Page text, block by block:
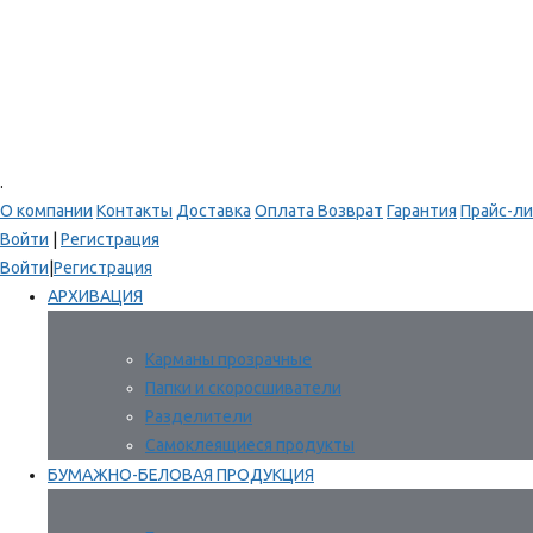
.
О компании Контакты Доставка Оплата Возврат Гарантия Прайс-
Войти
Регистрация
Войти Регистрация
АРХИВАЦИЯ
Карманы прозрачные
Папки и скоросшиватели
Разделители
Самоклеящиеся продукты
БУМАЖНО-БЕЛОВАЯ ПРОДУКЦИЯ